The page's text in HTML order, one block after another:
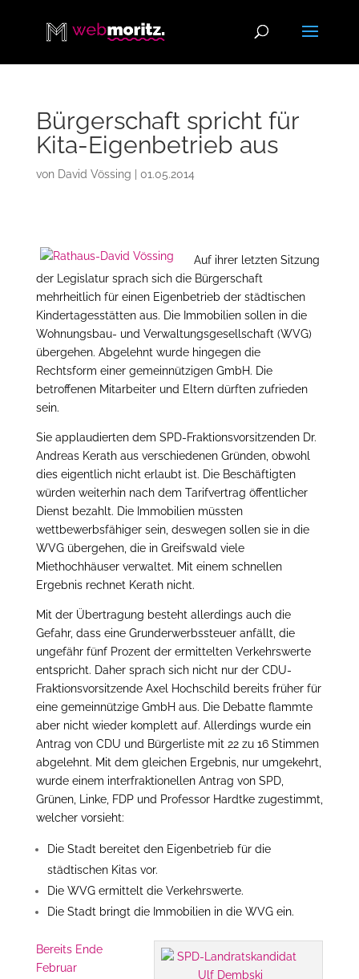
Bürgerschaft spricht für
Kita-Eigenbetrieb aus
von David Vössing 01.05.2014
Auf ihrer letzten Sitzung
der Legislatur sprach sich die Bürgerschaft
mehrheitlich für einen Eigenbetrieb der städtischen
Kindertagesstätten aus. Die Immobilien sollen in die
Wohnungsbau- und Verwaltungsgesellschaft (WVG)
übergehen. Abgelehnt wurde hingegen die
Rechtsform einer gemeinnützigen GmbH. Die
betroffenen Mitarbeiter und Eltern dürften zufrieden
sein.
Sie applaudierten dem SPD-Fraktionsvorsitzenden Dr.
Andreas Kerath aus verschiedenen Gründen, obwohl
dies eigentlich nicht erlaubt ist. Die Beschäftigten
würden weiterhin nach dem Tarifvertrag öffentlicher
Dienst bezahlt. Die Immobilien müssten
wettbewerbsfähiger sein, deswegen sollen sie in die
WVG übergehen, die in Greifswald viele
Miethochhäuser verwaltet. Mit einem schnellen
Ergebnis rechnet Kerath nicht.
Mit der Übertragung besteht allerdings auch die
Gefahr, dass eine Grunderwerbssteuer anfällt, die
ungefähr fünf Prozent der ermittelten Verkehrswerte
entspricht. Daher sprach sich nicht nur der CDU-
Fraktionsvorsitzende Axel Hochschild bereits früher für
eine gemeinnützige GmbH aus. Die Debatte flammte
aber nicht wieder komplett auf. Allerdings wurde ein
Antrag von CDU und Bürgerliste mit 22 zu 16 Stimmen
abgelehnt. Mit dem gleichen Ergebnis, nur umgekehrt,
wurde einem interfraktionellen Antrag von SPD,
Grünen, Linke, FDP und Professor Hardtke zugestimmt,
welcher vorsieht:
Die Stadt bereitet den Eigenbetrieb für die
städtischen Kitas vor.
Die WVG ermittelt die Verkehrswerte.
Die Stadt bringt die Immobilien in die WVG ein.
Bereits Ende
Februar